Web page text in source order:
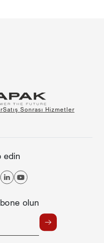
Satış Sonrası Hizmetler
edin
olun